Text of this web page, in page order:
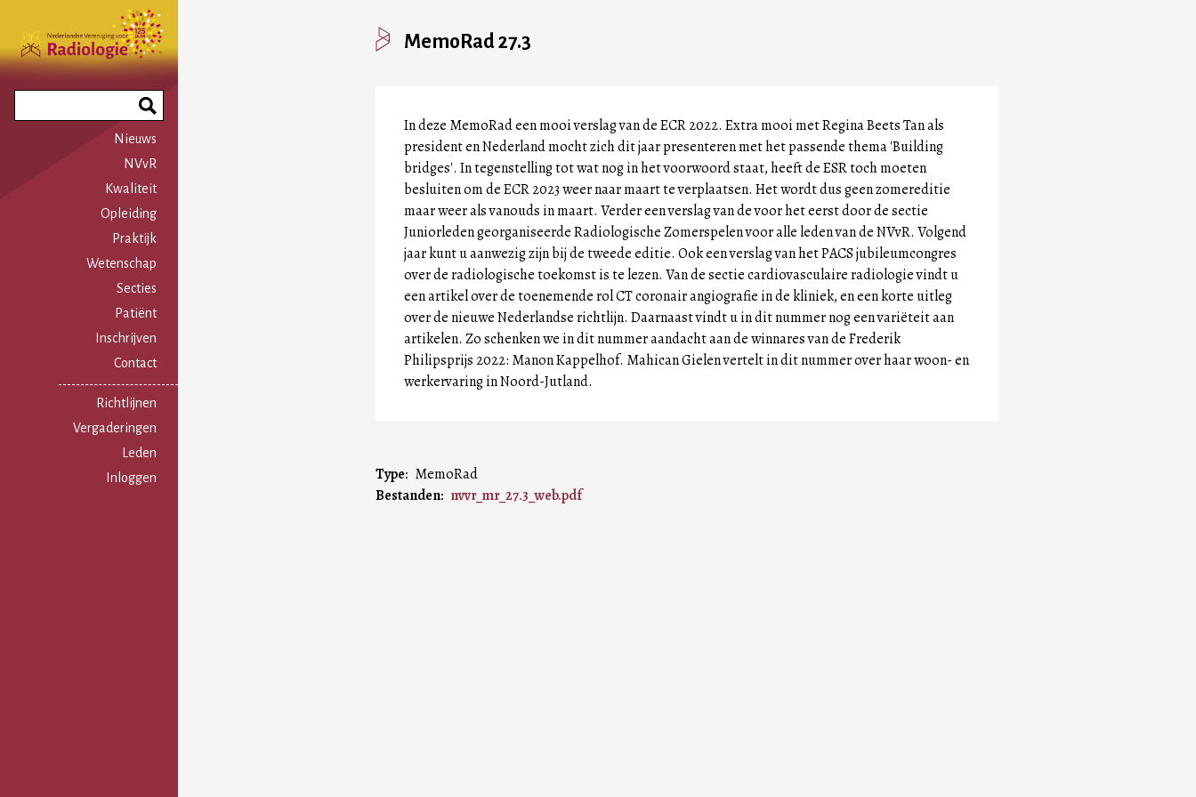
naar
de
inhoud
gaan
Phrase
Nieuws
NVvR
Kwaliteit
Opleiding
Praktijk
Wetenschap
Secties
Patiënt
Inschrijven
Contact
Gebruikersmenu
Richtlijnen
Vergaderingen
Leden
Inloggen
MemoRad 27.3
In deze MemoRad een mooi verslag van de ECR 2022. Extra mooi met Regina Beets Tan als
president en Nederland mocht zich dit jaar presenteren met het passende thema 'Building
bridges'. In tegenstelling tot wat nog in het voorwoord staat, heeft de ESR toch moeten
besluiten om de ECR 2023 weer naar maart te verplaatsen. Het wordt dus geen zomereditie
maar weer als vanouds in maart. Verder een verslag van de voor het eerst door de sectie
Juniorleden georganiseerde Radiologische Zomerspelen voor alle leden van de NVvR. Volgend
jaar kunt u aanwezig zijn bij de tweede editie. Ook een verslag van het PACS jubileumcongres
over de radiologische toekomst is te lezen. Van de sectie cardiovasculaire radiologie vindt u
een artikel over de toenemende rol CT coronair angiografie in de kliniek, en een korte uitleg
over de nieuwe Nederlandse richtlijn. Daarnaast vindt u in dit nummer nog een variëteit aan
artikelen. Zo schenken we in dit nummer aandacht aan de winnares van de Frederik
Philipsprijs 2022: Manon Kappelhof. Mahican Gielen vertelt in dit nummer over haar woon- en
werkervaring in Noord-Jutland.
Type MemoRad
Bestanden nvvr_mr_27.3_web.pdf